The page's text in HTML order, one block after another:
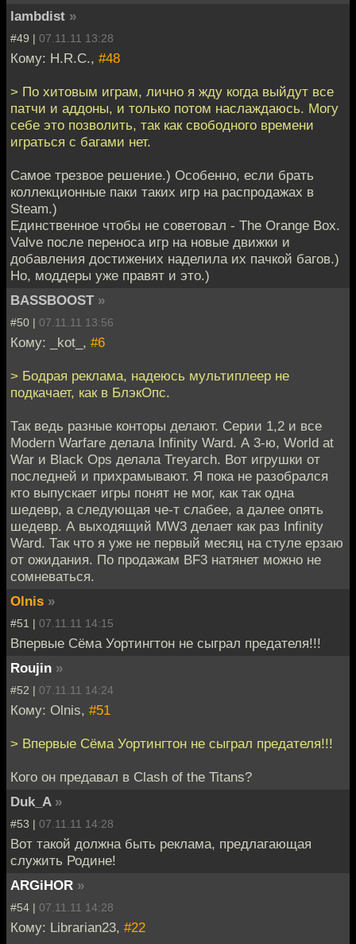
lambdist »
#49 | 07.11.11 13:28
Кому: H.R.C., #48
> По хитовым играм, лично я жду когда выйдут все
патчи и аддоны, и только потом наслаждаюсь. Могу
себе это позволить, так как свободного времени
играться с багами нет.
Самое трезвое решение.) Особенно, если брать
коллекционные паки таких игр на распродажах в
Steam.)
Единственное чтобы не советовал - The Orange Box.
Valve после переноса игр на новые движки и
добавления достижених наделила их пачкой багов.)
Но, моддеры уже правят и это.)
BASSBOOST »
#50 | 07.11.11 13:56
Кому: _kot_, #6
> Бодрая реклама, надеюсь мультиплеер не
подкачает, как в БлэкОпс.
Так ведь разные конторы делают. Серии 1,2 и все
Modern Warfare делала Infinity Ward. А 3-ю, World at
War и Black Ops делала Treyarch. Вот игрушки от
последней и прихрамывают. Я пока не разобрался
кто выпускает игры понят не мог, как так одна
шедевр, а следующая че-т слабее, а далее опять
шедевр. А выходящий MW3 делает как раз Infinity
Ward. Так что я уже не первый месяц на стуле ерзаю
от ожидания. По продажам BF3 натянет можно не
сомневаться.
Olnis »
#51 | 07.11.11 14:15
Впервые Сёма Уортингтон не сыграл предателя!!!
Roujin »
#52 | 07.11.11 14:24
Кому: Olnis, #51
> Впервые Сёма Уортингтон не сыграл предателя!!!
Кого он предавал в Clash of the Titans?
Duk_A »
#53 | 07.11.11 14:28
Вот такой должна быть реклама, предлагающая
служить Родине!
ARGiHOR »
#54 | 07.11.11 14:28
Кому: Librarian23, #22